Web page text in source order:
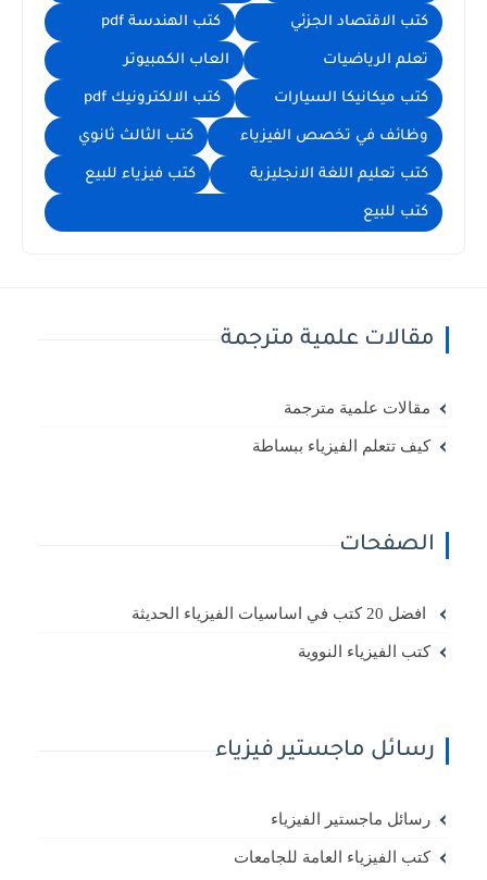
كتب الاقتصاد الجزئي كتب الهندسة pdf
تعلم الرياضيات العاب الكمبيوتر
كتب ميكانيكا السيارات كتب الالكترونيك pdf
وظائف في تخصص الفيزياء كتب الثالث ثانوي
كتب تعليم اللغة الانجليزية كتب فيزياء للبيع
كتب للبيع
مقالات علمية مترجمة
مقالات علمية مترجمة
كيف تتعلم الفيزياء ببساطة
الصفحات
افضل 20 كتب في اساسيات الفيزياء الحديثة
كتب الفيزياء النووية
رسائل ماجستير فيزياء
رسائل ماجستير الفيزياء
كتب الفيزياء العامة للجامعات